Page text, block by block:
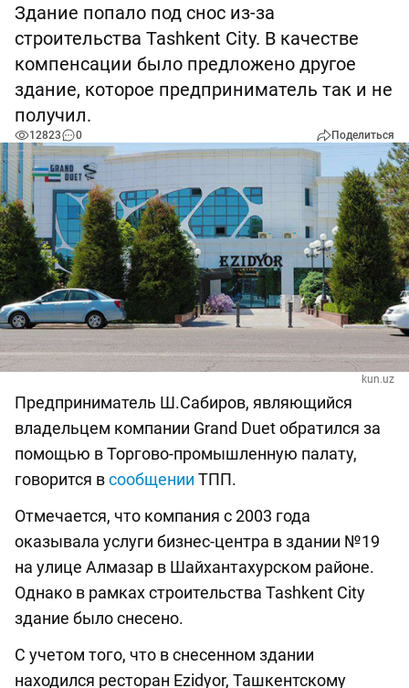
Здание попало под снос из-за
строительства Tashkent City. В качестве
компенсации было предложено другое
здание, которое предприниматель так и не
получил.
12823 0 Поделиться
kun.uz
Предприниматель Ш.Сабиров, являющийся
владельцем компании Grand Duet обратился за
помощью в Торгово-промышленную палату,
говорится всообщении ТПП.
Отмечается, что компания с 2003 года
оказывала услуги бизнес-центра в здании №19
на улице Алмазар в Шайхантахурском районе.
Однако в рамках строительства Tashkent City
здание было снесено.
С учетом того, что в снесенном здании
находился ресторан Ezidyor, Ташкентскому